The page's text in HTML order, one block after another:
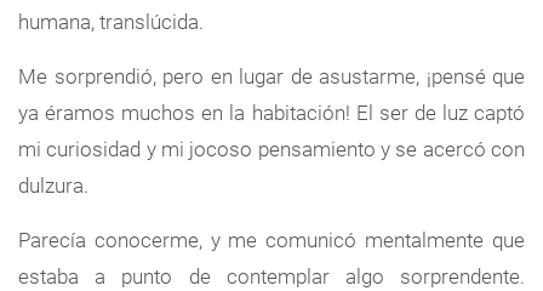
humana, translúcida.
Me sorprendió, pero en lugar de asustarme, ¡pensé que
ya éramos muchos en la habitación! El ser de luz captó
mi curiosidad y mi jocoso pensamiento y se acercó con
dulzura.
Parecía conocerme, y me comunicó mentalmente que
estaba a punto de contemplar algo sorprendente.